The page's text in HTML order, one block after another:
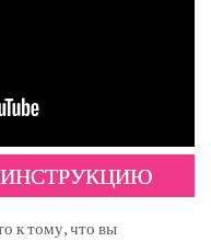
к тому, что вы